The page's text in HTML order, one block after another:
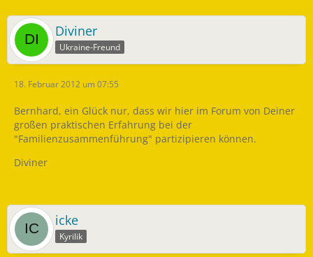
Diviner
Ukraine-Freund
18. Februar 2012 um 07:55
Bernhard, ein Glück nur, dass wir hier im Forum von Deiner
großen praktischen Erfahrung bei der
"Familienzusammenführung" partizipieren können.
Diviner
icke
Kyrilik